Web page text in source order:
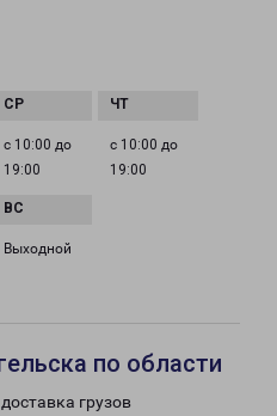
с 10:00 до
19:00
с 10:00 до
19:00
Выходной
по области
грузов